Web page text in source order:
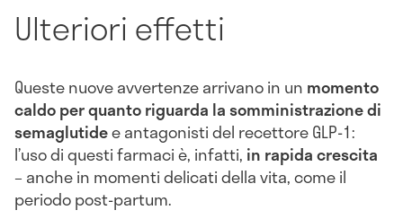
Ulteriori effetti
Queste nuove avvertenze arrivano in un momento
caldo per quanto riguarda la somministrazione di
semaglutidee antagonisti del recettore GLP-1:
l’uso di questi farmaci è, infatti, in rapida crescita
– anche in momenti delicati della vita, come il
periodo post-partum.